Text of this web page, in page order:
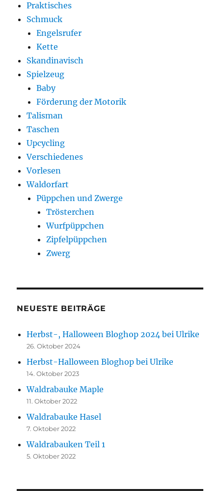
Praktisches
Schmuck
Engelsrufer
Kette
Skandinavisch
Spielzeug
Baby
Förderung der Motorik
Talisman
Taschen
Upcycling
Verschiedenes
Vorlesen
Waldorfart
Püppchen und Zwerge
Trösterchen
Wurfpüppchen
Zipfelpüppchen
Zwerg
NEUESTE BEITRÄGE
Herbst-, Halloween Bloghop 2024 bei Ulrike
26. Oktober 2024
Herbst-Halloween Bloghop bei Ulrike
14. Oktober 2023
Waldrabauke Maple
11. Oktober 2022
Waldrabauke Hasel
7. Oktober 2022
Waldrabauken Teil 1
5. Oktober 2022